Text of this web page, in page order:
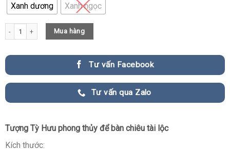
Xanh dương Xanh ngọc
Tượng Tỳ Hưu phong thủy quantity
Mua hàng
Tư vấn Facebook
Tư vấn qua Zalo
Tượng Tỳ Hưu phong thủy để bàn chiêu tài lộc
Kích thước: